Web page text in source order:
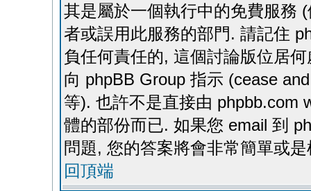
其是屬於一個執行中的免費服務
者或誤用此服務的部門. 請記住
負任何責任的, 這個討論版位居
向 phpBB Group 指示 (cease
等). 也許不是直接由 phpbb.com
體的部份而已. 如果您 email 到
問題, 您的答案將會非常簡單或
回頂端